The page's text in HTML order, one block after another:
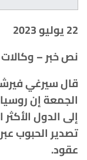
22 يوليو 2023
نص خبر – وكالات
قال سيرغي
الجمعة إن
إلى الدول
تصدير الحبوب
عقود.